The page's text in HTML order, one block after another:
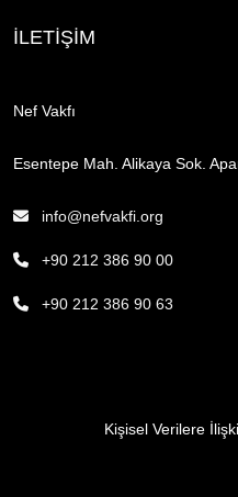
İLETİŞİM
Nef Vakfı
Esentepe Mah. Alikaya Sok.
info@nefvakfi.org
+90 212 386 90 00
+90 212 386 90 63
Kişisel Verilere